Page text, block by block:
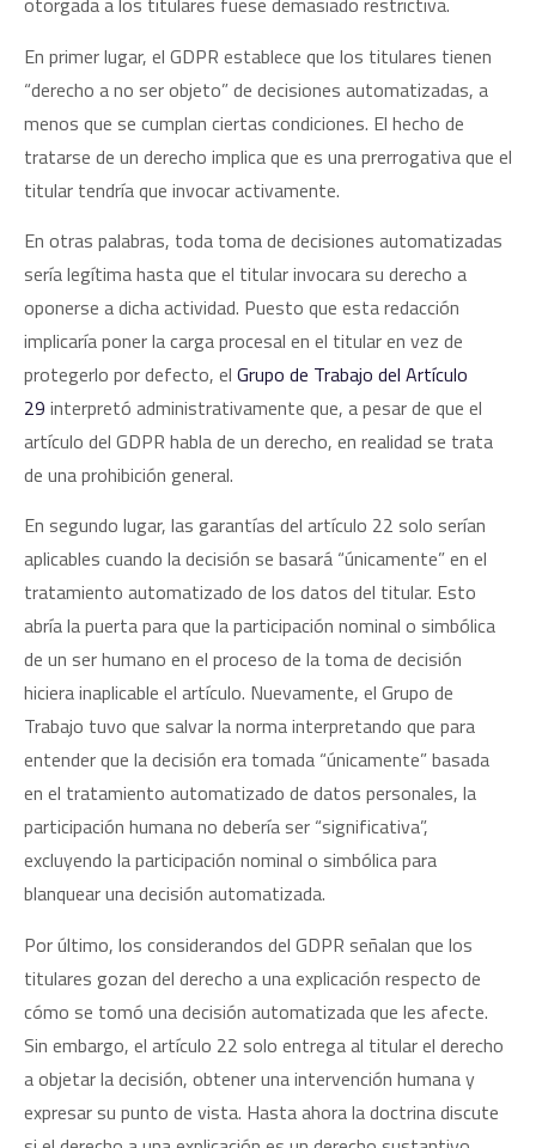
En primer lugar, el GDPR establece que los titulares tienen
“derecho a no ser objeto” de decisiones automatizadas, a
menos que se cumplan ciertas condiciones. El hecho de
tratarse de un derecho implica que es una prerrogativa que el
titular tendría que invocar activamente.
En otras palabras, toda toma de decisiones automatizadas
sería legítima hasta que el titular invocara su derecho a
oponerse a dicha actividad. Puesto que esta redacción
implicaría poner la carga procesal en el titular en vez de
protegerlo por defecto, el Grupo de Trabajo del Artículo
29 interpretó administrativamente que, a pesar de que el
artículo del GDPR habla de un derecho, en realidad se trata
de una prohibición general.
En segundo lugar, las garantías del artículo 22 solo serían
aplicables cuando la decisión se basará “únicamente” en el
tratamiento automatizado de los datos del titular. Esto
abría la puerta para que la participación nominal o simbólica
de un ser humano en el proceso de la toma de decisión
hiciera inaplicable el artículo. Nuevamente, el Grupo de
Trabajo tuvo que salvar la norma interpretando que para
entender que la decisión era tomada “únicamente” basada
en el tratamiento automatizado de datos personales, la
participación humana no debería ser “significativa”,
excluyendo la participación nominal o simbólica para
blanquear una decisión automatizada.
Por último, los considerandos del GDPR señalan que los
titulares gozan del derecho a una explicación respecto de
cómo se tomó una decisión automatizada que les afecte.
Sin embargo, el artículo 22 solo entrega al titular el derecho
a objetar la decisión, obtener una intervención humana y
expresar su punto de vista. Hasta ahora la doctrina discute